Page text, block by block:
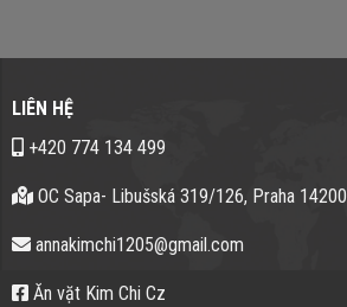
LIÊN HỆ
+420 774 134 499
OC Sapa- Libušská 319/126, Praha 14200
annakimchi1205@gmail.com
Ăn vặt Kim Chi Cz